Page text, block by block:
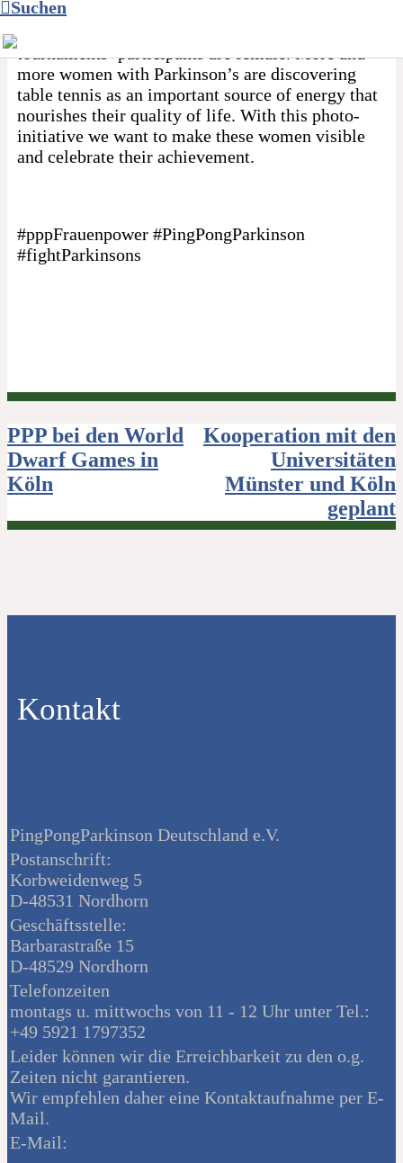
Suchen
tournaments’ participants are female. More and
more women with Parkinson’s are discovering
table tennis as an important source of energy that
nourishes their quality of life. With this photo-
initiative we want to make these women visible
and celebrate their achievement.
#pppFrauenpower #PingPongParkinson
#fightParkinsons
Beitragsnavigation
PPP bei den World
Dwarf Games in
Köln
Kooperation mit den
Universitäten
Münster und Köln
geplant
Kontakt
PingPongParkinson Deutschland e.V.
Postanschrift:
Korbweidenweg 5
D-48531 Nordhorn
Geschäftsstelle:
Barbarastraße 15
D-48529 Nordhorn
Telefonzeiten
montags u. mittwochs von 11 - 12 Uhr unter Tel.:
+49 5921 1797352
Leider können wir die Erreichbarkeit zu den o.g.
Zeiten nicht garantieren.
Wir empfehlen daher eine Kontaktaufnahme per E-
Mail.
E-Mail: